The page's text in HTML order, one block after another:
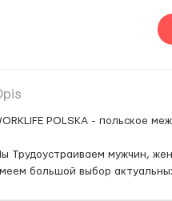
POLSKA - польское
Трудоустраиваем мужчин,
большой выбор